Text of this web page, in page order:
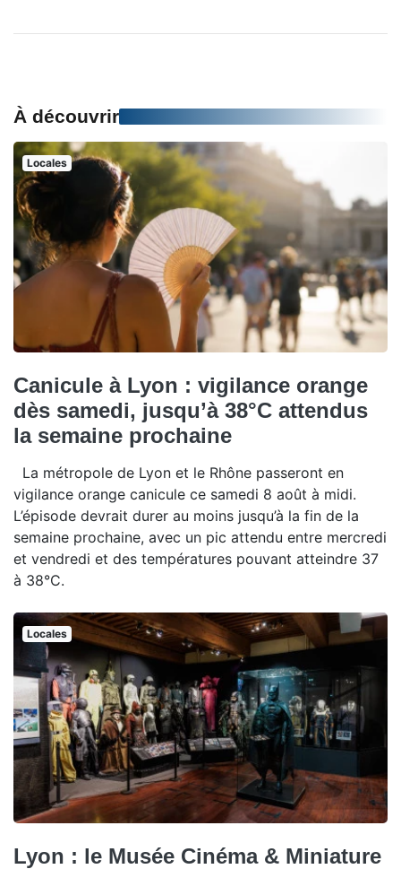
À découvrir
Locales
Canicule à Lyon : vigilance orange
dès samedi, jusqu’à 38°C attendus
la semaine prochaine
La métropole de Lyon et le Rhône passeront en
vigilance orange canicule ce samedi 8 août à midi.
L’épisode devrait durer au moins jusqu’à la fin de la
semaine prochaine, avec un pic attendu entre mercredi
et vendredi et des températures pouvant atteindre 37
à 38°C.
Locales
Lyon : le Musée Cinéma & Miniature